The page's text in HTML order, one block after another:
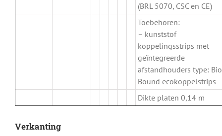
(BRL 5070, CSC en CE)
Toebehoren:
– kunststof
koppelingsstrips met
geïntegreerde
afstandhouders type: Bio
Bound ecokoppelstrips
Dikte platen 0,14 m
Verkanting